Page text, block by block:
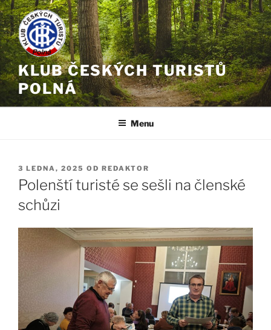
Přejít
k
obsahu
webu
KLUB ČESKÝCH TURISTŮ
POLNÁ
Menu
PUBLIKOVÁNO
3 LEDNA, 2025 OD REDAKTOR
Polenští turisté se sešli na členské
schůzi